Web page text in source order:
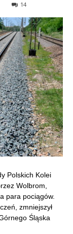
14
Polskich Kolei
Wolbrom,
para pociągów.
zmniejszył
Śląska